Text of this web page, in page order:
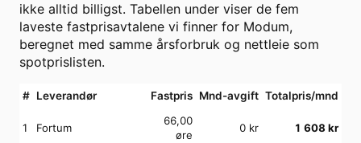
ikke alltid billigst. Tabellen under viser de fem
laveste fastprisavtalene vi finner for Modum,
beregnet med samme årsforbruk og nettleie som
spotprislisten.
# Leverandør Fastpris Mnd-avgift Totalpris/mnd
1 Fortum
66,00
øre
0 kr 1 608 kr